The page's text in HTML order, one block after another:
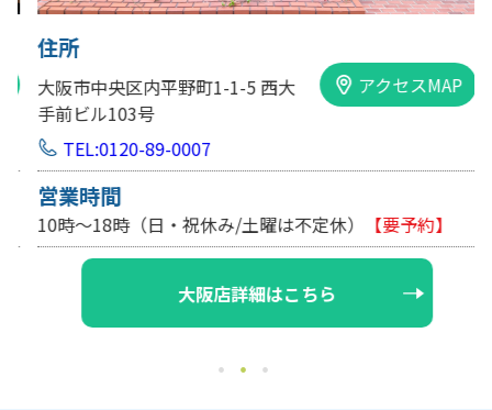
住所
大阪市中央区内平野町1-1-5 西大
手前ビル103号
アクセスMAP
TEL:0120-89-0007
営業時間
10時～18時（日・祝休み/土曜は不定休） 【要予約】
大阪店詳細はこちら